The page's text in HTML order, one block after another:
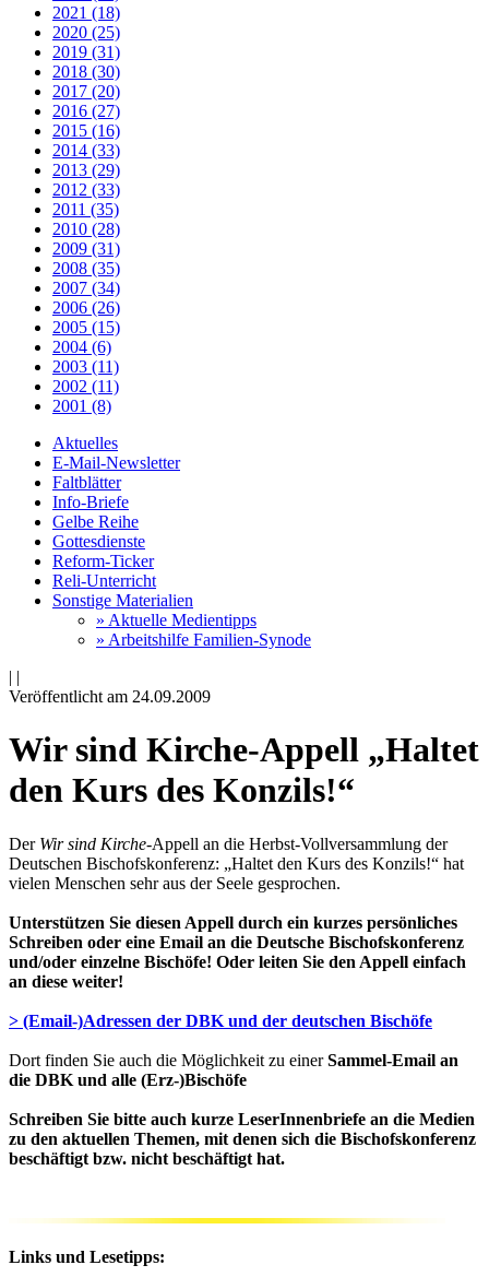
2021 (18)
2020 (25)
2019 (31)
2018 (30)
2017 (20)
2016 (27)
2015 (16)
2014 (33)
2013 (29)
2012 (33)
2011 (35)
2010 (28)
2009 (31)
2008 (35)
2007 (34)
2006 (26)
2005 (15)
2004 (6)
2003 (11)
2002 (11)
2001 (8)
Aktuelles
E-Mail-Newsletter
Faltblätter
Info-Briefe
Gelbe Reihe
Gottesdienste
Reform-Ticker
Reli-Unterricht
Sonstige Materialien
» Aktuelle Medientipps
» Arbeitshilfe Familien-Synode
| |
Veröffentlicht am 24­.09.2009
Wir sind Kirche-Appell „Haltet
den Kurs des Konzils!“
Der Wir sind Kirche-Appell an die Herbst-Vollversammlung der
Deutschen Bischofskonferenz: „Haltet den Kurs des Konzils!“ hat
vielen Menschen sehr aus der Seele gesprochen.
Unterstützen Sie diesen Appell durch ein kurzes persönliches
Schreiben oder eine Email an die Deutsche Bischofskonferenz
und/oder einzelne Bischöfe! Oder leiten Sie den Appell einfach
an diese weiter!
> (Email-)Adressen der DBK und der deutschen Bischöfe
Dort finden Sie auch die Möglichkeit zu einerSammel-Email an
die DBK und alle (Erz-)Bischöfe
Schreiben Sie bitte auch kurze LeserInnenbriefe an die Medien
zu den aktuellen Themen, mit denen sich die Bischofskonferenz
beschäftigt bzw. nicht beschäftigt hat.
Links und Lesetipps: